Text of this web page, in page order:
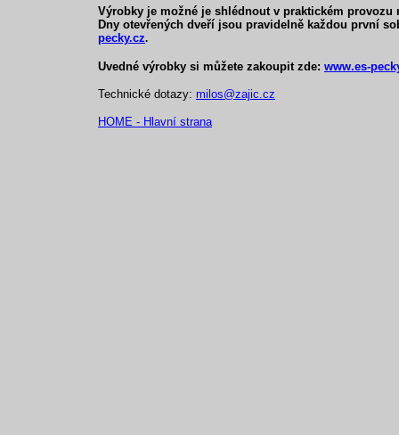
Výrobky je možné je shlédnout v praktickém
Dny otevřených dveří jsou pravidelně každou první
pecky.cz.
Uvedné výrobky si můžete zakoupit zde: www.es-
Technické dotazy: milos@zajic.cz
HOME - Hlavní strana